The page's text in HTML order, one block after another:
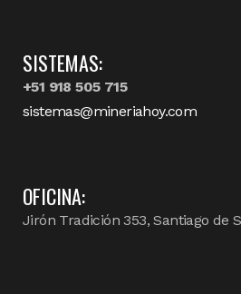
SISTEMAS:
+51 918 505 715
sistemas@mineriahoy.com
OFICINA:
Jirón Tradición 353, Santiago de